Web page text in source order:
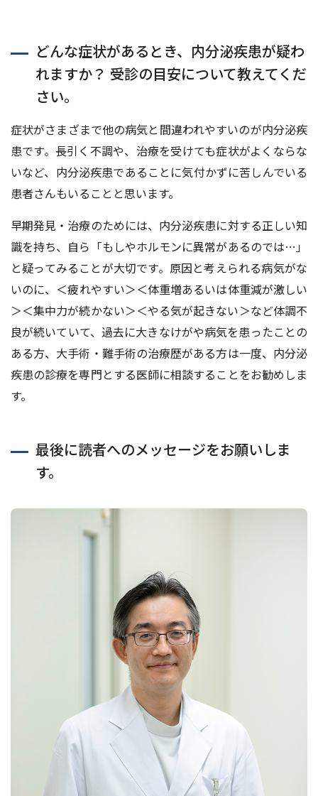
どんな症状があるとき、内分泌疾患が疑わ
れますか？ 受診の目安について教えてくだ
さい。
症状がさまざまで他の病気と間違われやすいのが内分泌疾
患です。長引く不調や、治療を受けても症状がよくならな
いなど、内分泌疾患であることに気付かずに苦しんでいる
患者さんもいることと思います。
早期発見・治療のためには、内分泌疾患に対する正しい知
識を持ち、自ら「もしやホルモンに異常があるのでは…」
と疑ってみることが大切です。原因と考えられる病気がな
いのに、＜疲れやすい＞＜体重増あるいは体重減が激しい
＞＜集中力が続かない＞＜やる気が起きない＞など体調不
良が続いていて、過去に大きなけがや病気を患ったことの
ある方、大手術・難手術の治療歴がある方は一度、内分泌
疾患の診療を専門とする医師に相談することをお勧めしま
す。
最後に読者へのメッセージをお願いしま
す。